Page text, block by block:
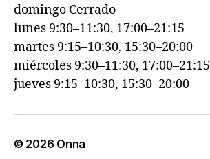
domingo Cerrado
lunes 9:30–11:30, 17:00–21:15
martes 9:15–10:30, 15:30–20:00
miércoles 9:30–11:30, 17:00–21:15
jueves 9:15–10:30, 15:30–20:00
© 2026 Onna